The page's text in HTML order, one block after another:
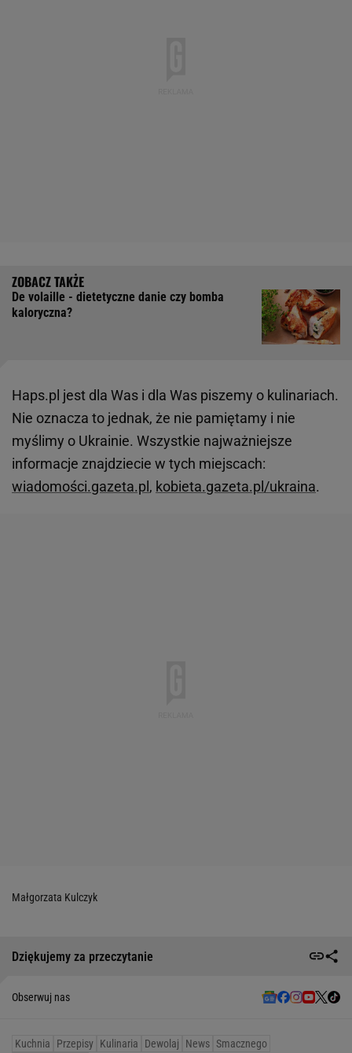
De volaille - dietetyczne danie czy bomba
kaloryczna?
Haps.pl jest dla Was i dla Was piszemy o kulinariach.
Nie oznacza to jednak, że nie pamiętamy i nie
myślimy o Ukrainie. Wszystkie najważniejsze
informacje znajdziecie w tych miejscach:
wiadomości.gazeta.pl , kobieta.gazeta.pl/ukraina.
Małgorzata Kulczyk
Dziękujemy za przeczytanie
Obserwuj nas
Kuchnia Przepisy Kulinaria Dewolaj News Smacznego